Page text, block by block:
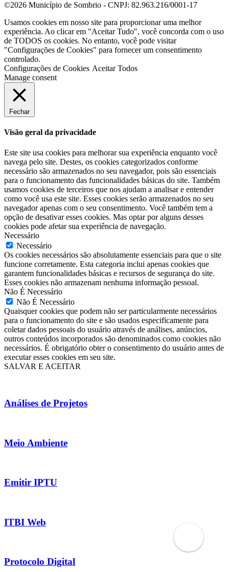
©2026 Município de Sombrio - CNPJ: 82.963.216/0001-17
Usamos cookies em nosso site para proporcionar uma melhor
experiência. Ao clicar em "Aceitar Tudo", você concorda com o uso
de TODOS os cookies. No entanto, você pode visitar
"Configurações de Cookies" para fornecer um consentimento
controlado.
Configurações de Cookies Aceitar Todos
Manage consent
Fechar
Visão geral da privacidade
Este site usa cookies para melhorar sua experiência enquanto você
navega pelo site. Destes, os cookies categorizados conforme
necessário são armazenados no seu navegador, pois são essenciais
para o funcionamento das funcionalidades básicas do site. Também
usamos cookies de terceiros que nos ajudam a analisar e entender
como você usa este site. Esses cookies serão armazenados no seu
navegador apenas com o seu consentimento. Você também tem a
opção de desativar esses cookies. Mas optar por alguns desses
cookies pode afetar sua experiência de navegação.
Necessário
Necessário
Os cookies necessários são absolutamente essenciais para que o site
funcione corretamente. Esta categoria inclui apenas cookies que
garantem funcionalidades básicas e recursos de segurança do site.
Esses cookies não armazenam nenhuma informação pessoal.
Não É Necessário
Não É Necessário
Quaisquer cookies que podem não ser particularmente necessários
para o funcionamento do site e são usados especificamente para
coletar dados pessoais do usuário através de análises, anúncios,
outros conteúdos incorporados são denominados como cookies não
necessários. É obrigatório obter o consentimento do usuário antes de
executar esses cookies em seu site.
SALVAR E ACEITAR
Análises de Projetos
Meio Ambiente
Emitir IPTU
ITBI Web
Protocolo Digital